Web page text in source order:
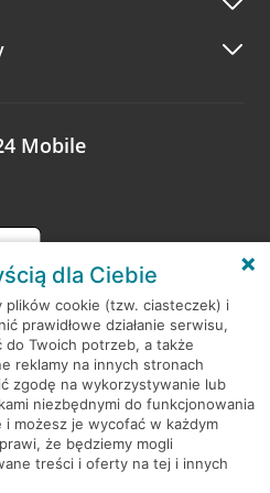
z nami opinią o wizycie.
Mobile
dla Ciebie
plików cookie (tzw. ciasteczek) i
prawidłowe działanie serwisu,
Twoich potrzeb, a także
reklamy na innych stronach
zgodę na wykorzystywanie lub
niezbędnymi do funkcjonowania
możesz je wycofać w każdym
że będziemy mogli
treści i oferty na tej i innych